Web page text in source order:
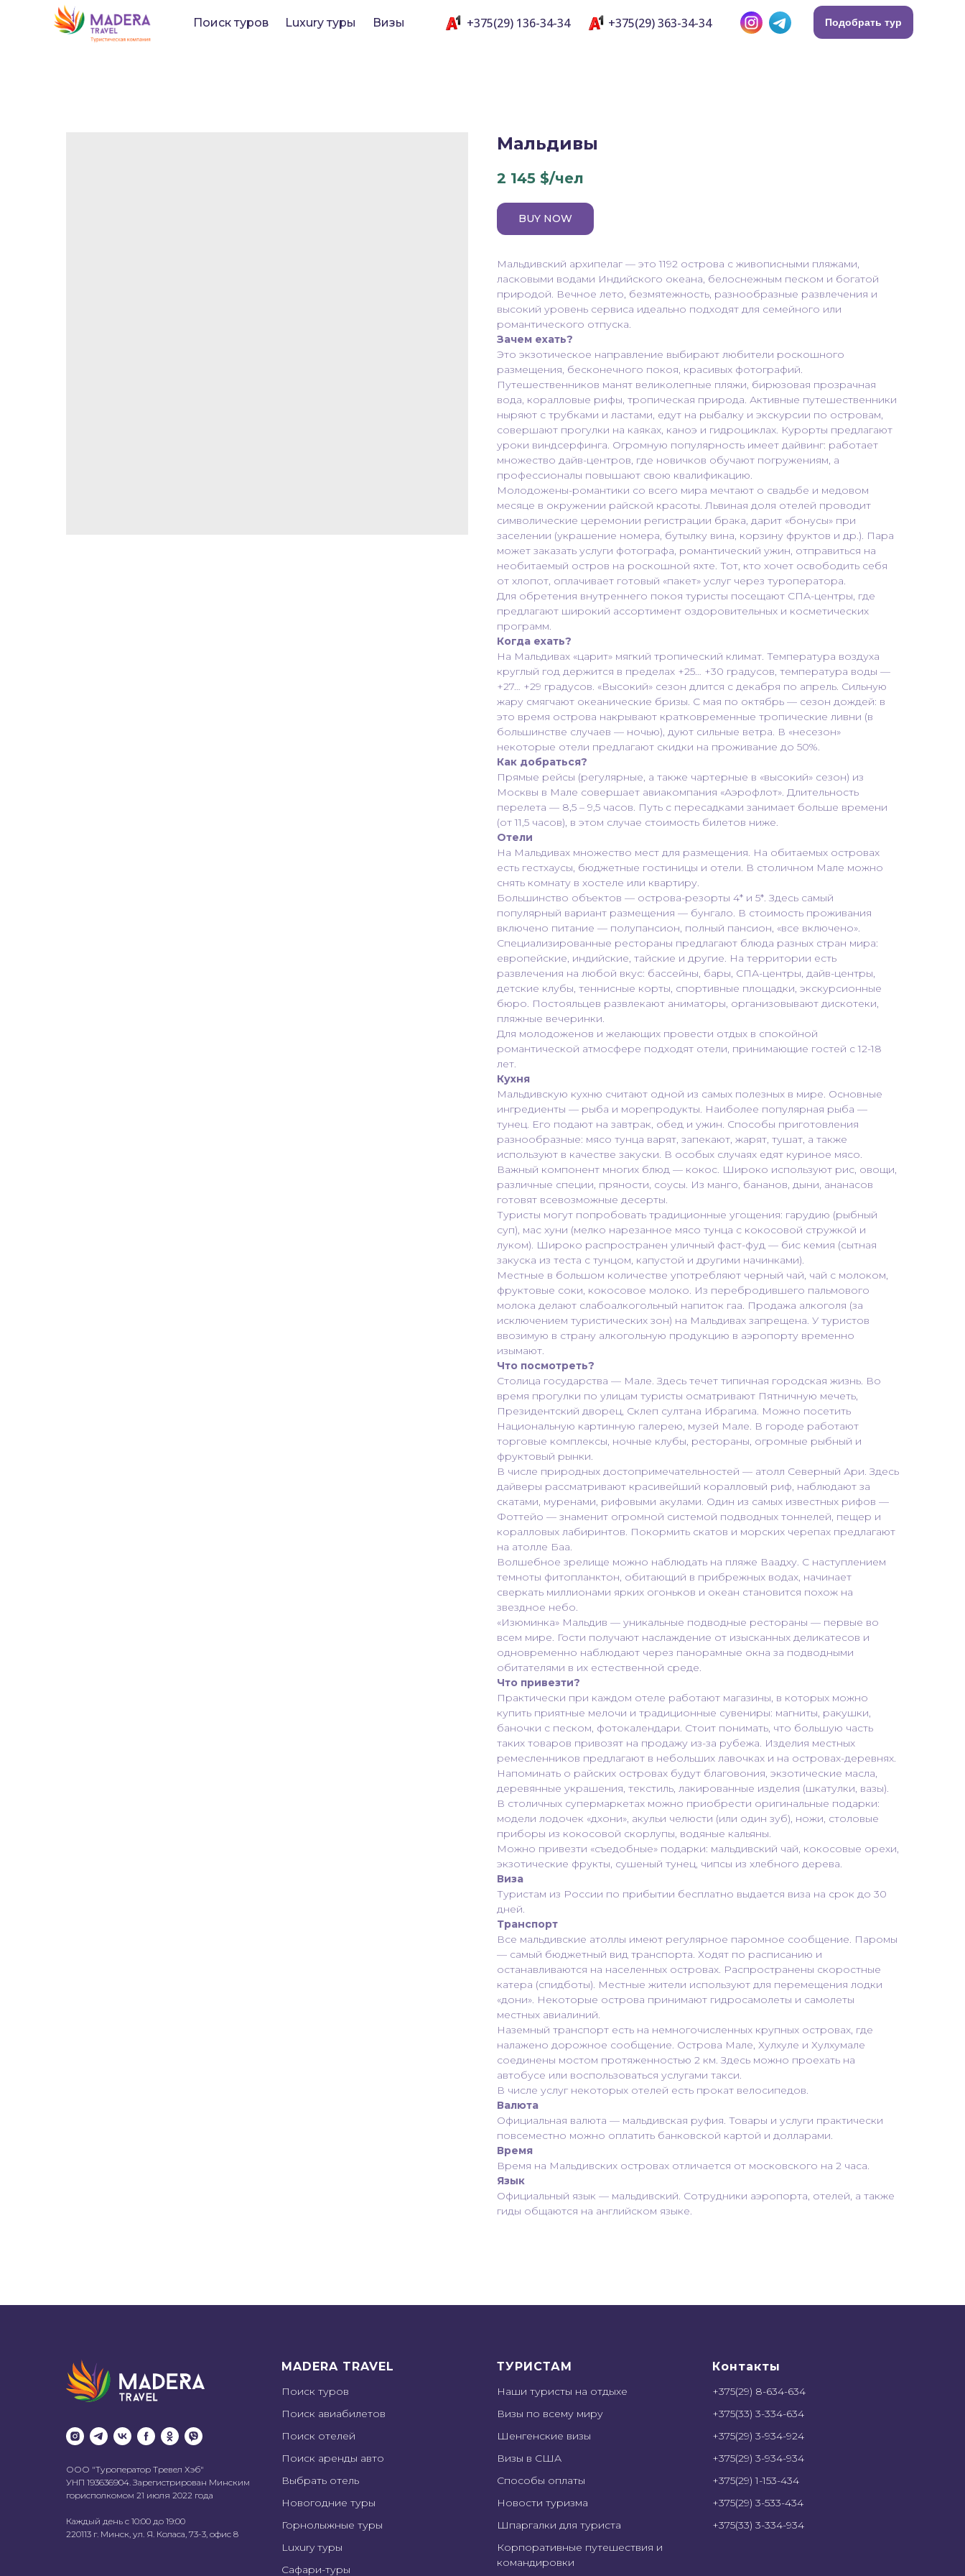
Поиск туров Luxury туры +375(29) 363-34-34
+375(29) 136-34-34 Подобрать тур
Визы
Мальдивы
2 145 $/чел
BUY NOW
Мальдивский архипелаг — это 1192 острова с живописными пляжами,
ласковыми водами Индийского океана, белоснежным песком и богатой
природой. Вечное лето, безмятежность, разнообразные развлечения и
высокий уровень сервиса идеально подходят для семейного или
романтического отпуска.
Зачем ехать?
Это экзотическое направление выбирают любители роскошного
размещения, бесконечного покоя, красивых фотографий.
Путешественников манят великолепные пляжи, бирюзовая прозрачная
вода, коралловые рифы, тропическая природа. Активные путешественники
ныряют с трубками и ластами, едут на рыбалку и экскурсии по островам,
совершают прогулки на каяках, каноэ и гидроциклах. Курорты предлагают
уроки виндсерфинга. Огромную популярность имеет дайвинг: работает
множество дайв-центров, где новичков обучают погружениям, а
профессионалы повышают свою квалификацию.
Молодожены-романтики со всего мира мечтают о свадьбе и медовом
месяце в окружении райской красоты. Львиная доля отелей проводит
символические церемонии регистрации брака, дарит «бонусы» при
заселении (украшение номера, бутылку вина, корзину фруктов и др.). Пара
может заказать услуги фотографа, романтический ужин, отправиться на
необитаемый остров на роскошной яхте. Тот, кто хочет освободить себя
от хлопот, оплачивает готовый «пакет» услуг через туроператора.
Для обретения внутреннего покоя туристы посещают СПА-центры, где
предлагают широкий ассортимент оздоровительных и косметических
программ.
Когда ехать?
На Мальдивах «царит» мягкий тропический климат. Температура воздуха
круглый год держится в пределах +25… +30 градусов, температура воды —
+27… +29 градусов. «Высокий» сезон длится с декабря по апрель. Сильную
жару смягчают океанические бризы. С мая по октябрь — сезон дождей: в
это время острова накрывают кратковременные тропические ливни (в
большинстве случаев — ночью), дуют сильные ветра. В «несезон»
некоторые отели предлагают скидки на проживание до 50%.
Как добраться?
Прямые рейсы (регулярные, а также чартерные в «высокий» сезон) из
Москвы в Мале совершает авиакомпания «Аэрофлот». Длительность
перелета — 8,5 – 9,5 часов. Путь с пересадками занимает больше времени
(от 11,5 часов), в этом случае стоимость билетов ниже.
Отели
На Мальдивах множество мест для размещения. На обитаемых островах
есть гестхаусы, бюджетные гостиницы и отели. В столичном Мале можно
снять комнату в хостеле или квартиру.
Большинство объектов — острова-резорты 4* и 5*. Здесь самый
популярный вариант размещения — бунгало. В стоимость проживания
включено питание — полупансион, полный пансион, «все включено».
Специализированные рестораны предлагают блюда разных стран мира:
европейские, индийские, тайские и другие. На территории есть
развлечения на любой вкус: бассейны, бары, СПА-центры, дайв-центры,
детские клубы, теннисные корты, спортивные площадки, экскурсионные
бюро. Постояльцев развлекают аниматоры, организовывают дискотеки,
пляжные вечеринки.
Для молодоженов и желающих провести отдых в спокойной
романтической атмосфере подходят отели, принимающие гостей с 12-18
лет.
Кухня
Мальдивскую кухню считают одной из самых полезных в мире. Основные
ингредиенты — рыба и морепродукты. Наиболее популярная рыба —
тунец. Его подают на завтрак, обед и ужин. Способы приготовления
разнообразные: мясо тунца варят, запекают, жарят, тушат, а также
используют в качестве закуски. В особых случаях едят куриное мясо.
Важный компонент многих блюд — кокос. Широко используют рис, овощи,
различные специи, пряности, соусы. Из манго, бананов, дыни, ананасов
готовят всевозможные десерты.
Туристы могут попробовать традиционные угощения: гарудию (рыбный
суп), мас хуни (мелко нарезанное мясо тунца с кокосовой стружкой и
луком). Широко распространен уличный фаст-фуд — бис кемия (сытная
закуска из теста с тунцом, капустой и другими начинками).
Местные в большом количестве употребляют черный чай, чай с молоком,
фруктовые соки, кокосовое молоко. Из перебродившего пальмового
молока делают слабоалкогольный напиток гаа. Продажа алкоголя (за
исключением туристических зон) на Мальдивах запрещена. У туристов
ввозимую в страну алкогольную продукцию в аэропорту временно
изымают.
Что посмотреть?
Столица государства — Мале. Здесь течет типичная городская жизнь. Во
время прогулки по улицам туристы осматривают Пятничную мечеть,
Президентский дворец, Склеп султана Ибрагима. Можно посетить
Национальную картинную галерею, музей Мале. В городе работают
торговые комплексы, ночные клубы, рестораны, огромные рыбный и
фруктовый рынки.
В числе природных достопримечательностей — атолл Северный Ари. Здесь
дайверы рассматривают красивейший коралловый риф, наблюдают за
скатами, муренами, рифовыми акулами. Один из самых известных рифов —
Фоттейо — знаменит огромной системой подводных тоннелей, пещер и
коралловых лабиринтов. Покормить скатов и морских черепах предлагают
на атолле Баа.
Волшебное зрелище можно наблюдать на пляже Ваадху. С наступлением
темноты фитопланктон, обитающий в прибрежных водах, начинает
сверкать миллионами ярких огоньков и океан становится похож на
звездное небо.
«Изюминка» Мальдив — уникальные подводные рестораны — первые во
всем мире. Гости получают наслаждение от изысканных деликатесов и
одновременно наблюдают через панорамные окна за подводными
обитателями в их естественной среде.
Что привезти?
Практически при каждом отеле работают магазины, в которых можно
купить приятные мелочи и традиционные сувениры: магниты, ракушки,
баночки с песком, фотокалендари. Стоит понимать, что большую часть
таких товаров привозят на продажу из-за рубежа. Изделия местных
ремесленников предлагают в небольших лавочках и на островах-деревнях.
Напоминать о райских островах будут благовония, экзотические масла,
деревянные украшения, текстиль, лакированные изделия (шкатулки, вазы).
В столичных супермаркетах можно приобрести оригинальные подарки:
модели лодочек «дхони», акульи челюсти (или один зуб), ножи, столовые
приборы из кокосовой скорлупы, водяные кальяны.
Можно привезти «съедобные» подарки: мальдивский чай, кокосовые орехи,
экзотические фрукты, сушеный тунец, чипсы из хлебного дерева.
Виза
Туристам из России по прибытии бесплатно выдается виза на срок до 30
дней.
Транспорт
Все мальдивские атоллы имеют регулярное паромное сообщение. Паромы
— самый бюджетный вид транспорта. Ходят по расписанию и
останавливаются на населенных островах. Распространены скоростные
катера (спидботы). Местные жители используют для перемещения лодки
«дони». Некоторые острова принимают гидросамолеты и самолеты
местных авиалиний.
Наземный транспорт есть на немногочисленных крупных островах, где
налажено дорожное сообщение. Острова Мале, Хулхуле и Хулхумале
соединены мостом протяженностью 2 км. Здесь можно проехать на
автобусе или воспользоваться услугами такси.
В числе услуг некоторых отелей есть прокат велосипедов.
Валюта
Официальная валюта — мальдивская руфия. Товары и услуги практически
повсеместно можно оплатить банковской картой и долларами.
Время
Время на Мальдивских островах отличается от московского на 2 часа.
Язык
Официальный язык — мальдивский. Сотрудники аэропорта, отелей, а также
гиды общаются на английском языке.
ООО "Туроператор Тревел Хэб"
УНП 193636904. Зарегистрирован Минским
горисполкомом 21 июля 2022 года
Каждый день с 10:00 до 19:00
220113 г. Минск, ул. Я. Коласа, 73-3, офис 8
MADERA TRAVEL
Поиск туров
Поиск авиабилетов
Поиск отелей
Поиск аренды авто
Выбрать отель
Новогодние туры
Горнолыжные туры
Luxury туры
Сафари-туры
ТУРИСТАМ
Наши туристы на отдыхе
Визы по всему миру
Шенгенские визы
Визы в США
Способы оплаты
Новости туризма
Шпаргалки для туриста
Корпоративные путешествия и
командировки
Контакты
+375(29) 8-634-634
+375(33) 3-334-634
+375(29) 3-934-924
+375(29) 3-934-934
+375(29) 1-153-434
+375(29) 3-533-434
+375(33) 3-334-934